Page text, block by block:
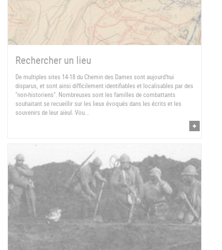
Rechercher un lieu
De multiples sites 14-18 du Chemin des Dames sont aujourd'hui
disparus, et sont ainsi difficilement identifiables et localisables par des
"non-historiens". Nombreuses sont les familles de combattants
souhaitant se recueillir sur les lieux évoqués dans les écrits et les
souvenirs de leur aïeul. Vou...